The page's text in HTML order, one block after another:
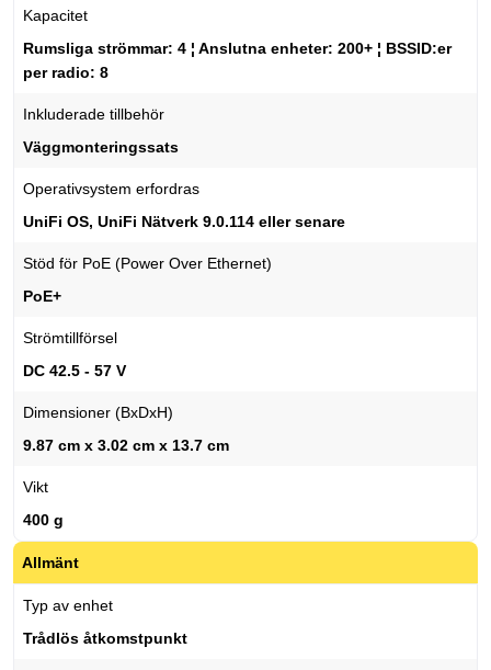
Kapacitet
Rumsliga strömmar: 4 ¦ Anslutna enheter: 200+ ¦ BSSID:er
per radio: 8
Inkluderade tillbehör
Väggmonteringssats
Operativsystem erfordras
UniFi OS, UniFi Nätverk 9.0.114 eller senare
Stöd för PoE (Power Over Ethernet)
PoE+
Strömtillförsel
DC 42.5 - 57 V
Dimensioner (BxDxH)
9.87 cm x 3.02 cm x 13.7 cm
Vikt
400 g
Allmänt
Typ av enhet
Trådlös åtkomstpunkt